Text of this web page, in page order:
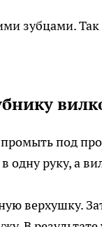
зубцами.
под
одну руку, а
верхушку.